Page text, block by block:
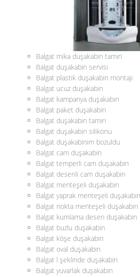
Balgat mika duşakabin tamiri
Balgat duşakabin servisi
Balgat plastik duşakabin montajı
Balgat ucuz duşakabin
Balgat kampanya duşakabin
Balgat paket duşakabin
Balgat duşakabin tamiri
Balgat duşakabin silikonu
Balgat duşakabinim bozuldu
Balgat cam duşakabin
Balgat temperli cam duşakabin
Balgat desenli cam duşakabin
Balgat menteşeli duşakabin
Balgat yaprak menteşeli duşakabin
Balgat nokta menteşeli duşakabin
Balgat kumlama desen duşakabin
Balgat buzlu duşakabin
Balgat köşe duşakabin
Balgat oval duşakabin
Balgat l şeklinde duşakabin
Balgat yuvarlak duşakabin